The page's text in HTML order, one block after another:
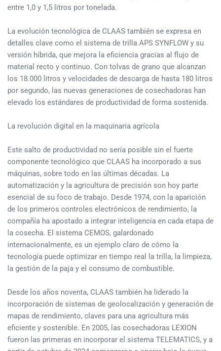
entre 1,0 y 1,5 litros por tonelada.
La evolución tecnológica de CLAAS también se expresa en
detalles clave como el sistema de trilla APS SYNFLOW y su
versión híbrida, que mejora la eficiencia gracias al flujo de
material recto y continuo. Con tolvas de grano que alcanzan
los 18.000 litros y velocidades de descarga de hasta 180 litros
por segundo, las nuevas generaciones de cosechadoras han
elevado los estándares de productividad de forma sostenida.
La revolución digital en la maquinaria agrícola
Este salto de productividad no sería posible sin el fuerte
componente tecnológico que CLAAS ha incorporado a sus
máquinas, sobre todo en las últimas décadas. La
automatización y la agricultura de precisión son hoy parte
esencial de su foco de trabajo. Desde 1974, con la aparición
de los primeros controles electrónicos de rendimiento, la
compañía ha apostado a integrar inteligencia en cada etapa de
la cosecha. El sistema CEMOS, galardonado
internacionalmente, es un ejemplo claro de cómo la
tecnología puede optimizar en tiempo real la trilla, la limpieza,
la gestión de la paja y el consumo de combustible.
Desde los años noventa, CLAAS también ha liderado la
incorporación de sistemas de geolocalización y generación de
mapas de rendimiento, claves para una agricultura más
eficiente y sostenible. En 2005, las cosechadoras LEXION
fueron las primeras en incorporar el sistema TELEMATICS, y a